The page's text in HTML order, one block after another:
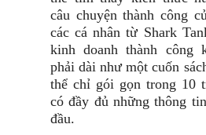
câu chuyện thành công
các cá nhân từ Shark
kinh doanh thành công
phải dài như một cuốn
thể chỉ gói gọn trong 10
có đầy đủ những thông
đầu.